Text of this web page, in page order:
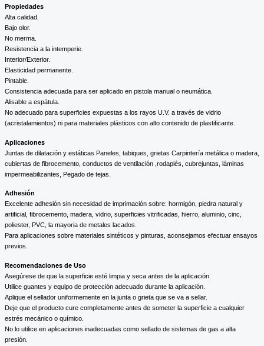
Propiedades
Alta calidad.
Bajo olor.
No merma.
Resistencia a la intemperie.
Interior/Exterior.
Elasticidad permanente.
Pintable.
Consistencia adecuada para ser aplicado en pistola manual o neumática.
Alisable a espátula.
No adecuado para superficies expuestas a los rayos U.V. a través de vidrio
(acristalamientos) ni para materiales plásticos con alto contenido de plastificante.
Aplicaciones
Juntas de dilatación y estáticas Paneles, tabiques, grietas Carpintería metálica o madera,
cubiertas de fibrocemento, conductos de ventilación ,rodapiés, cubrejuntas, láminas
impermeabilizantes, Pegado de tejas.
Adhesión
Excelente adhesión sin necesidad de imprimación sobre: hormigón, piedra natural y
artificial, fibrocemento, madera, vidrio, superficies vitrificadas, hierro, aluminio, cinc,
poliester, PVC, la mayoria de metales lacados.
Para aplicaciones sobre materiales sintéticos y pinturas, aconsejamos efectuar ensayos
previos.
Recomendaciones de Uso
Asegúrese de que la superficie esté limpia y seca antes de la aplicación.
Utilice guantes y equipo de protección adecuado durante la aplicación.
Aplique el sellador uniformemente en la junta o grieta que se va a sellar.
Deje que el producto cure completamente antes de someter la superficie a cualquier
estrés mecánico o químico.
No lo utilice en aplicaciones inadecuadas como sellado de sistemas de gas a alta
presión.